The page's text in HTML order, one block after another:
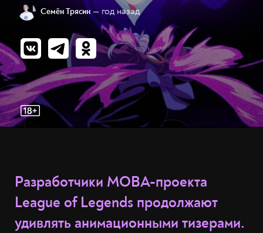
Семён Трясин — год назад
Разработчики MOBA-проекта
League of Legends продолжают
удивлять анимационными тизерами.